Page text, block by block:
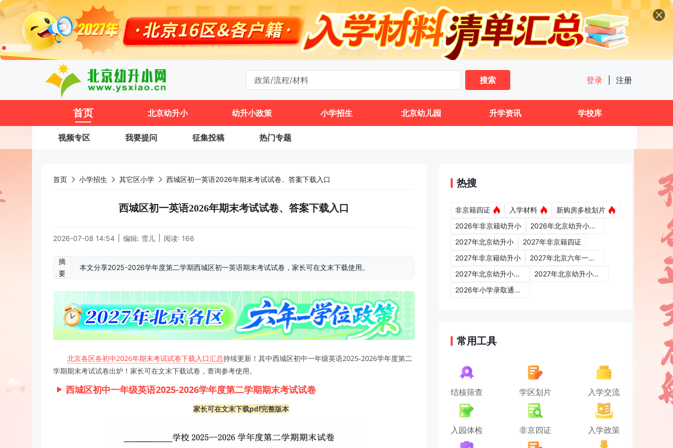
搜索
登录 注册
首页 北京幼升小 幼升小政策 小学招生 北京幼儿园 升学资讯 学校库
视频专区 我要提问 征集投稿 热门专题
首页 小学招生 其它区小学 西城区初一英语2026年期末考试试卷、答案下载入口
西城区初一英语2026年期末考试试卷、答案下载入口
2026-07-08 14:54 编辑: 雪儿 阅读: 166
摘
要
本文分享2025-2026学年度第二学期西城区初一英语期末考试试卷，家长可在文末下载使用。
北京各区各初中2026年期末考试试卷下载入口汇总持续更新！其中西城区初中一年级英语2025-2026学年度第二
学期期末考试试卷出炉！家长可在文末下载试卷，查询参考使用。
西城区初中一年级英语2025-2026学年度第二学期期末考试试卷
家长可在文末下载pdf完整版本
热搜
非京籍四证 入学材料
新购房多校划片
2026年非京籍幼升小
2026年北京幼升小入学政策
2027年北京幼升小
2027年非京籍四证
2027年非京籍幼升小
2027年北京六年一学位政策
2027年北京幼升小六年一学位政策
2027年北京幼升小入学政策
2026年小学录取通知书
常用工具
结核筛查 学区划片 入学交流
入园体检 非京四证 入学政策